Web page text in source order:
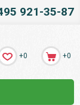
921-35-87
+0 +0